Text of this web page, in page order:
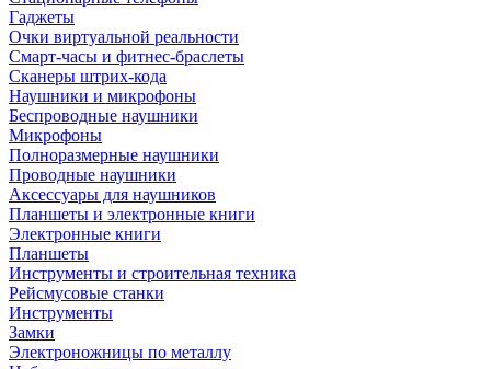
Гаджеты
Очки виртуальной реальности
Смарт-часы и фитнес-браслеты
Сканеры штрих-кода
Наушники и микрофоны
Беспроводные наушники
Микрофоны
Полноразмерные наушники
Проводные наушники
Аксессуары для наушников
Планшеты и электронные книги
Электронные книги
Планшеты
Инструменты и строительная техника
Рейсмусовые станки
Инструменты
Замки
Электроножницы по металлу